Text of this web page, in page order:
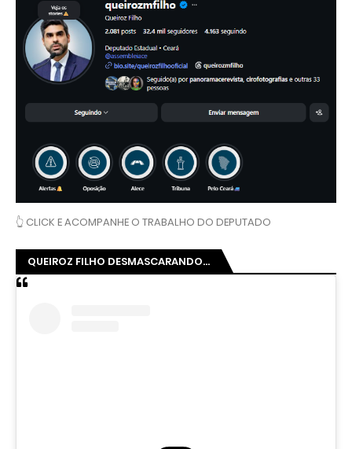
👆 CLICK E ACOMPANHE O TRABALHO DO DEPUTADO
QUEIROZ FILHO DESMASCARANDO...